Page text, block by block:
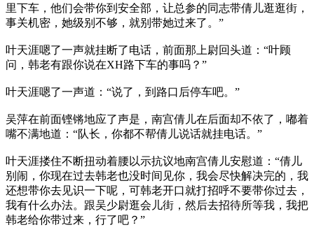
里下车，他们会带你到安全部，让总参的同志带倩儿逛逛街，
事关机密，她级别不够，就别带她过来了。”
叶天涯嗯了一声就挂断了电话，前面那上尉回头道：“叶顾
问，韩老有跟你说在XH路下车的事吗？”
叶天涯嗯了一声道：“说了，到路口后停车吧。”
吴萍在前面铿锵地应了声是，南宫倩儿在后面却不依了，嘟着
嘴不满地道：“队长，你都不帮倩儿说话就挂电话。”
叶天涯搂住不断扭动着腰以示抗议地南宫倩儿安慰道：“倩儿
别闹，你现在过去韩老也没时间见你，我会尽快解决完的，我
还想带你去见识一下呢，可韩老开口就打招呼不要带你过去，
我有什么办法。跟吴少尉逛会儿街，然后去招待所等我，我把
韩老给你带过来，行了吧？”